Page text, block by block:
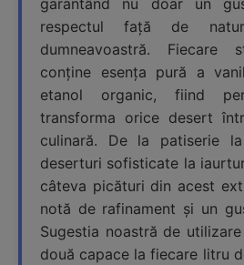
garantând nu doar un
respectul față de
dumneavoastră.
conține esența pură a
etanol organic, fiind
transforma orice desert
culinară. De la patiserie
deserturi sofisticate la
câteva picături din acest
notă de rafinament și un
Sugestia noastră de
două capace la fiecare litru